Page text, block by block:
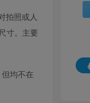
拍照或人
寸。主要
均不在